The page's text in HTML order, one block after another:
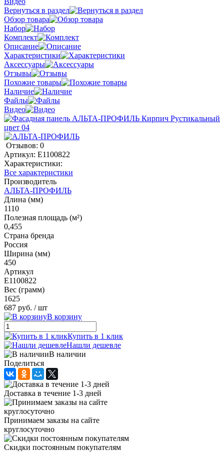
Вернуться в раздел
Обзор товара
Набор
Комплект
Описание
Характеристики
Аксессуары
Отзывы
Похожие товары
Наличие
Файлы
Видео
Отзывов: 0
Артикул: E1100822
Характеристики:
Все характеристики
Производитель
АЛЬТА-ПРОФИЛЬ
Длина (мм)
1110
Полезная площадь (м²)
0,455
Страна бренда
Россия
Ширина (мм)
450
Артикул
E1100822
Вес (грамм)
1625
687 руб. / шт
В корзину
Купить в 1 клик
Нашли дешевле
В наличии
Поделиться
Доставка в течение 1-3 дней
Принимаем заказы на сайте
круглосуточно
Скидки постоянным покупателям